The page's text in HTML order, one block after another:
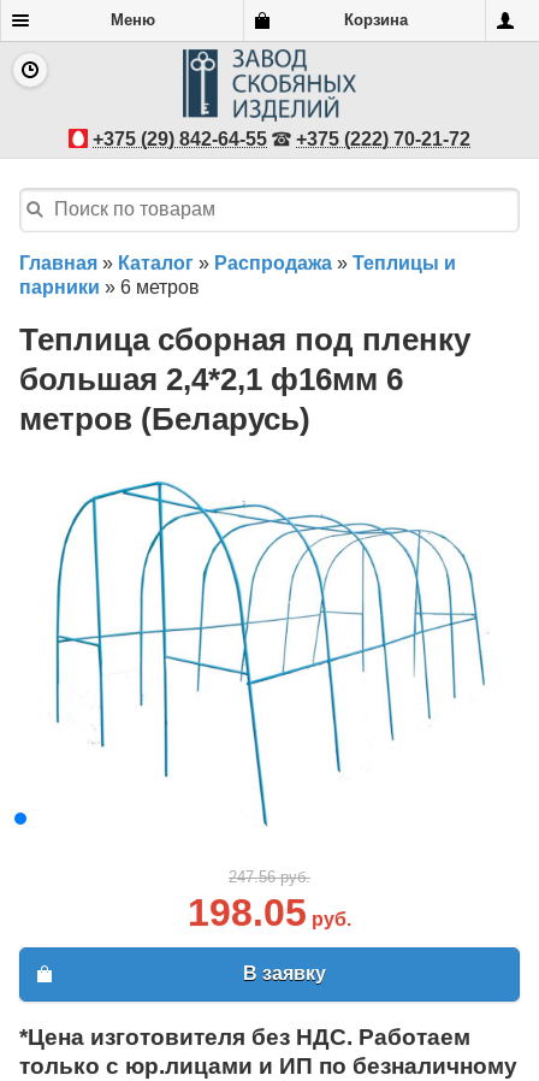
Меню Корзина
+375 (29) 842-64-55 +375 (222) 70-21-72
Главная » Каталог » Распродажа » Теплицы и
парники » 6 метров
Теплица сборная под пленку
большая 2,4*2,1 ф16мм 6
метров (Беларусь)
247.56 руб.
198.05 руб.
В заявку
*Цена изготовителя без НДС. Работаем
только с юр.лицами и ИП по безналичному